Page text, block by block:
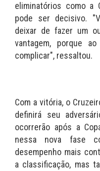
eliminatórios como a
pode ser decisivo.
deixar de fazer um
vantagem, porque
complicar", ressaltou.
Com a vitória, o
definirá seu
ocorrerão após a
nessa nova fase
desempenho mais
a classificação, mas